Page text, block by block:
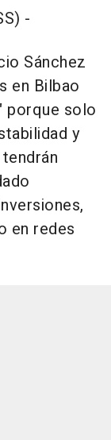
-
Sánchez
en Bilbao
porque solo
y
en redes